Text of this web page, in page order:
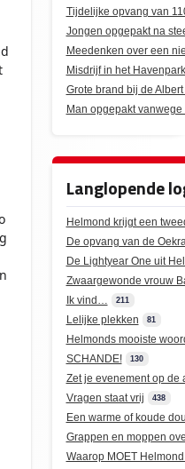
Tijdelijke opvang van
Jongen opgepakt na
Meedenken over een
Misdrijf in het
Grote brand bij de
Man opgepakt
Langlopende
Helmond krijgt een
De opvang van de
De Lightyear One uit
Zwaargewonde vrouw
Ik vind… 211
Lelijke plekken 81
Helmonds mooiste
SCHANDE! 130
Zet je evenement op de
Vragen staat vrij 438
Een warme of koude
Grappen en moppen
Waarop MOET